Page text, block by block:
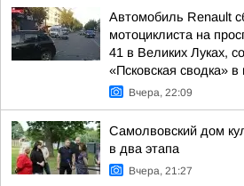
Автомобиль Renault
мотоциклиста на
41 в Великих Луках,
«Псковская сводка»
Вчера, 22:09
Самолвовский дом
в два этапа
Вчера, 21:27